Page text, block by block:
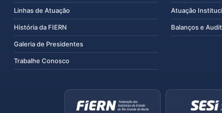
Linhas de Atuação
História da FIERN
Galeria de Presidentes
Trabalhe Conosco
Atuação
Balanços e